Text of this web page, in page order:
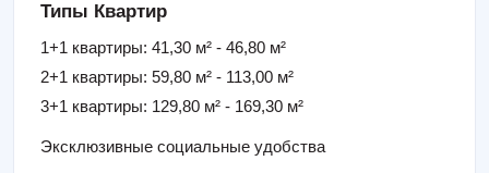
Типы Квартир
1+1 квартиры: 41,30 м² - 46,80 м²
2+1 квартиры: 59,80 м² - 113,00 м²
3+1 квартиры: 129,80 м² - 169,30 м²
Эксклюзивные социальные удобства